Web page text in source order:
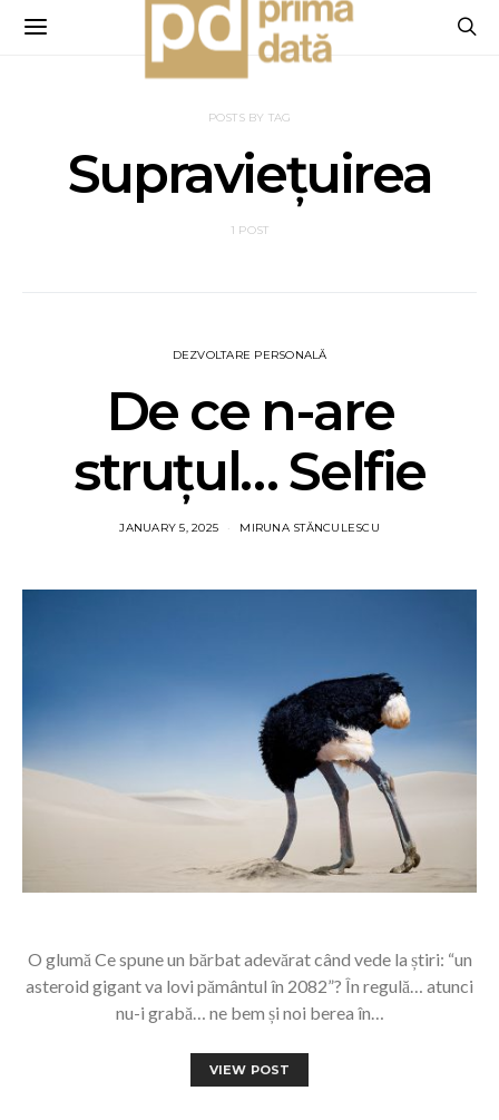
POSTS BY TAG
Supraviețuirea
1 POST
DEZVOLTARE PERSONALĂ
De ce n-are
struțul… Selfie
JANUARY 5, 2025 MIRUNA STĂNCULESCU
O glumă Ce spune un bărbat adevărat când vede la știri: “un
asteroid gigant va lovi pământul în 2082”? În regulă… atunci
nu-i grabă… ne bem și noi berea în…
VIEW POST